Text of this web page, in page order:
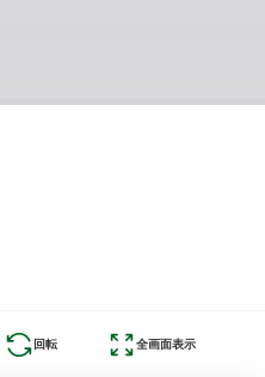
回転 全画面表示